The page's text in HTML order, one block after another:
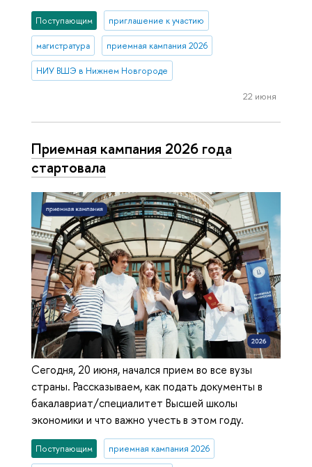
Поступающим приглашение к участию
магистратура приемная кампания 2026
НИУ ВШЭ в Нижнем Новгороде
22 июня
Приемная кампания 2026 года
стартовала
Сегодня, 20 июня, начался прием во все вузы
страны. Рассказываем, как подать документы в
бакалавриат/специалитет Высшей школы
экономики и что важно учесть в этом году.
Поступающим приемная кампания 2026